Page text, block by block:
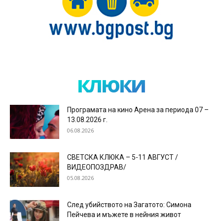
клюки
Програмата на кино Арена за периода 07 –
13.08.2026 г.
06.08.2026
СВЕТСКА КЛЮКА – 5-11 АВГУСТ /
ВИДЕОПОЗДРАВ/
05.08.2026
След убийството на Загатото: Симона
Пейчева и мъжете в нейния живот